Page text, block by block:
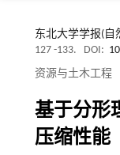
东北大学学报(自
127 -133.
DOI:
资源与土木工程
基于分形
压缩性能